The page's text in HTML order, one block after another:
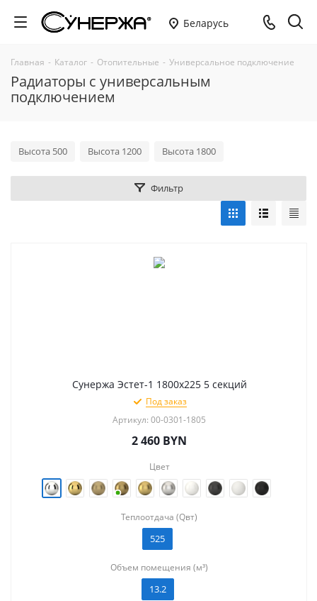
Беларусь
Главная - Каталог - Отопительные - Универсальное подключение
Радиаторы с универсальным
подключением
Высота 500 Высота 1200 Высота 1800
Фильтр
Сунержа Эстет-1 1800х225 5 секций
Под заказ
Артикул: 00-0301-1805
2 460 BYN
Цвет
Теплоотдача (Qвт)
525
Объем помещения (м³)
13.2